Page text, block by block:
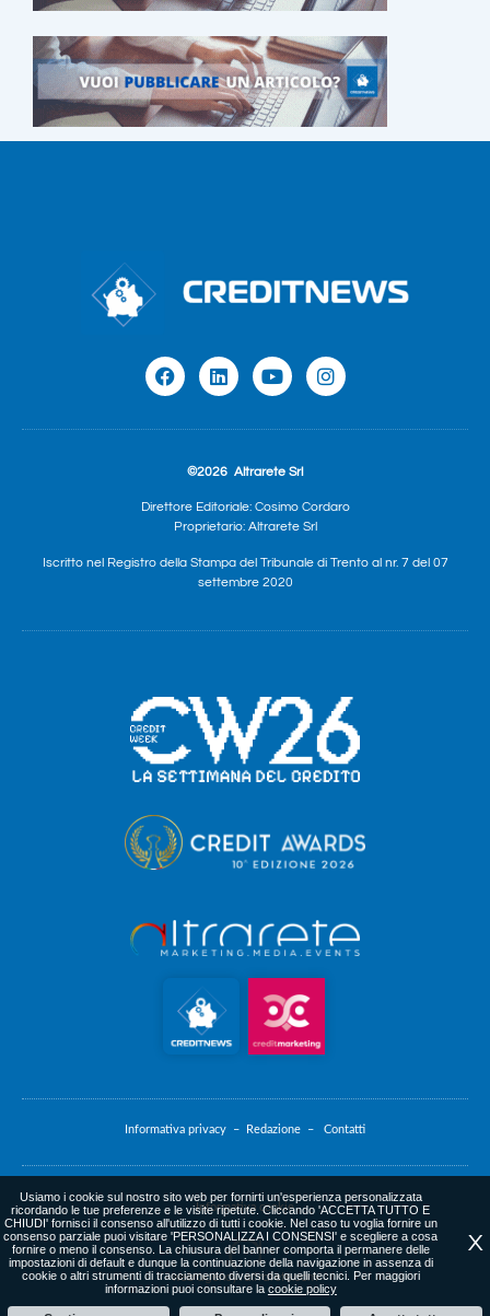
©2026 Altrarete Srl
Direttore Editoriale: Cosimo Cordaro
Proprietario: Altrarete Srl
Iscritto nel Registro della Stampa del Tribunale di Trento al nr. 7 del 07
settembre 2020
Informativa privacy – Redazione – Contatti
Informativa cookie
web agency: altrarete.com
X
Usiamo i cookie sul nostro sito web per fornirti un'esperienza personalizzata
ricordando le tue preferenze e le visite ripetute. Cliccando 'ACCETTA TUTTO E
CHIUDI' fornisci il consenso all'utilizzo di tutti i cookie. Nel caso tu voglia fornire un
consenso parziale puoi visitare 'PERSONALIZZA I CONSENSI' e scegliere a cosa
fornire o meno il consenso. La chiusura del banner comporta il permanere delle
impostazioni di default e dunque la continuazione della navigazione in assenza di
cookie o altri strumenti di tracciamento diversi da quelli tecnici. Per maggiori
informazioni puoi consultare la cookie policy